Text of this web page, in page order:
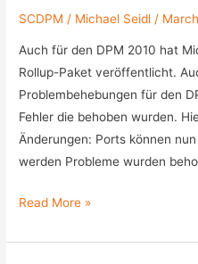
SCDPM / Michael Seidl /
Auch für den DPM 2010 hat
Rollup-Paket veröffentlicht.
Problembehebungen für den
Fehler die behoben wurden.
Änderungen: Ports können
werden Probleme wurden
Hotfix-
Paket
Read More »